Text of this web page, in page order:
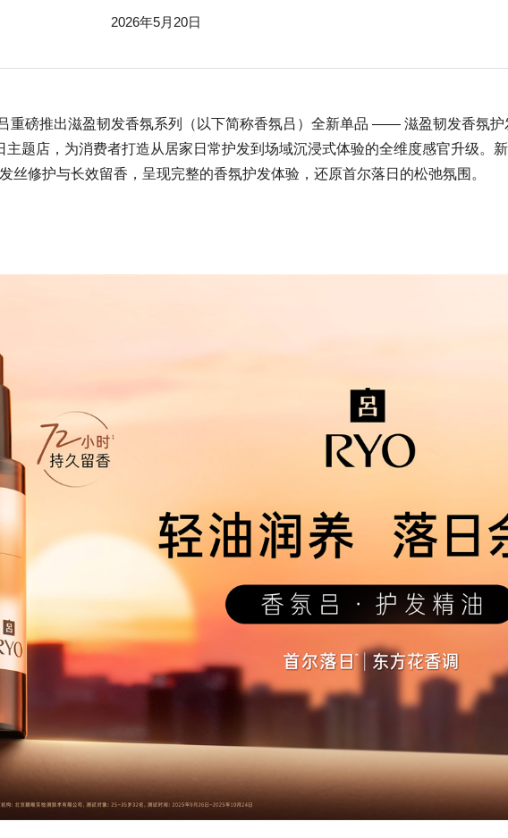
2026年5月20日
重磅推出滋盈韧发香氛系列（以下简称香氛吕）全新单品 —— 滋盈韧发香氛护
题店，为消费者打造从居家日常护发到场域沉浸式体验的全维度感官升级。
修护与长效留香，呈现完整的香氛护发体验，还原首尔落日的松弛氛围。